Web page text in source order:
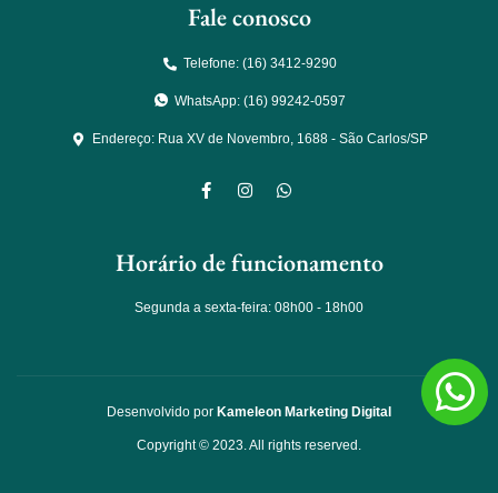
Fale conosco
Telefone: (16) 3412-9290
WhatsApp: (16) 99242-0597
Endereço: Rua XV de Novembro, 1688 - São Carlos/SP
Horário de funcionamento
Segunda a sexta-feira: 08h00 - 18h00
Desenvolvido por Kameleon Marketing Digital
Copyright © 2023. All rights reserved.